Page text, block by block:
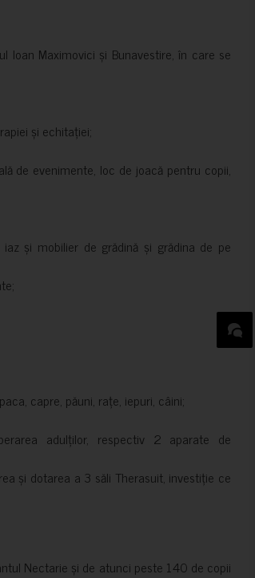
Ioan Maximovici și Bunavestire, în care se
și echitației;
de evenimente, loc de joacă pentru copii,
și mobilier de grădină și grădina de pe
capre, păuni, rațe, iepuri, câini;
adulților, respectiv 2 aparate de
și dotarea a 3 săli Therasuit, investiție ce
Nectarie și de atunci peste 140 de copii